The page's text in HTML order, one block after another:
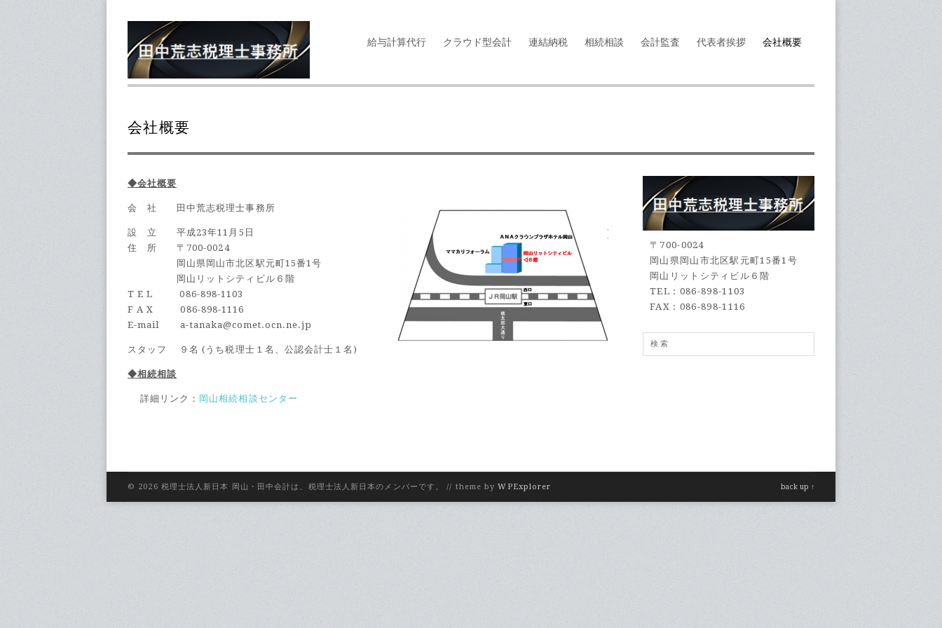
給与計算代行 クラウド型会計 連結納税 相続相談 会計監査 代表者挨拶 会社概要
会社概要
〒700-0024
岡山県岡山市北区駅元町15番1号
岡山リットシティビル６階
TEL : 086-898-1103
FAX : 086-898-1116
◆会社概要
会 社 田中荒志税理士事務所
設 立 平成23年11月5日
住 所 〒700-0024
岡山県岡山市北区駅元町15番1号
岡山リットシティビル６階
T E L 086-898-1103
F A X 086-898-1116
E-mail a-tanaka@comet.ocn.ne.jp
スタッフ ９名 (うち税理士１名、公認会計士１名)
◆相続相談
詳細リンク： 岡山相続相談センター
© 2026 税理士法人新日本 岡山・田中会計は、税理士法人新日本のメンバーです。 // theme byWPExplorer back up ↑